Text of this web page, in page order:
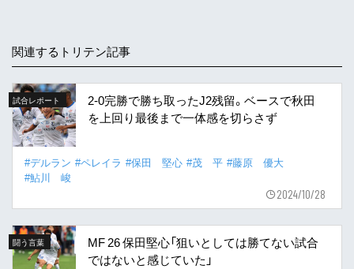
関連するトリテン記事
試合レポート
2-0完勝で勝ち取ったJ2残留。ベースで秋田
を上回り最後まで一体感を切らさず
#デルラン #ペレイラ #保田 堅心 #茂 平 #藤原 優大
#鮎川 峻
2024/10/28
闘う言葉
MF 26 保田堅心「狙いとしては勝てない試合
ではないと感じていた」